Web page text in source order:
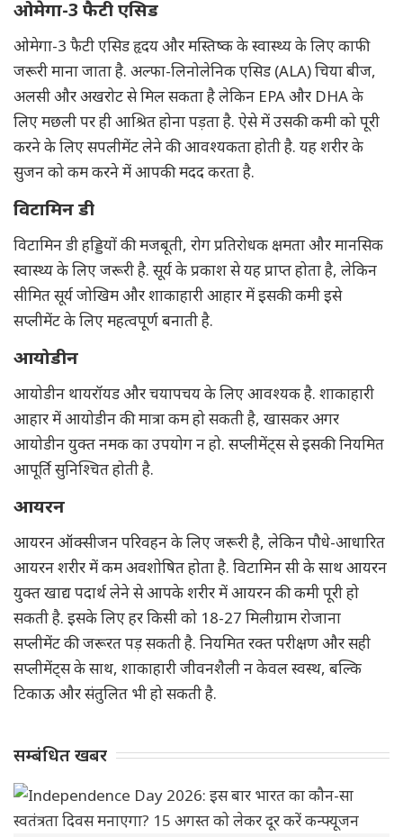
ओमेगा-3 फैटी एसिड
ओमेगा-3 फैटी एसिड हृदय और मस्तिष्क के स्वास्थ्य के लिए काफी
जरूरी माना जाता है. अल्फा-लिनोलेनिक एसिड (ALA) चिया बीज,
अलसी और अखरोट से मिल सकता है लेकिन EPA और DHA के
लिए मछली पर ही आश्रित होना पड़ता है. ऐसे में उसकी कमी को पूरी
करने के लिए सपलीमेंट लेने की आवश्यकता होती है. यह शरीर के
सुजन को कम करने में आपकी मदद करता है.
विटामिन डी
विटामिन डी हड्डियों की मजबूती, रोग प्रतिरोधक क्षमता और मानसिक
स्वास्थ्य के लिए जरूरी है. सूर्य के प्रकाश से यह प्राप्त होता है, लेकिन
सीमित सूर्य जोखिम और शाकाहारी आहार में इसकी कमी इसे
सप्लीमेंट के लिए महत्वपूर्ण बनाती है.
आयोडीन
आयोडीन थायरॉयड और चयापचय के लिए आवश्यक है. शाकाहारी
आहार में आयोडीन की मात्रा कम हो सकती है, खासकर अगर
आयोडीन युक्त नमक का उपयोग न हो. सप्लीमेंट्स से इसकी नियमित
आपूर्ति सुनिश्चित होती है.
आयरन
आयरन ऑक्सीजन परिवहन के लिए जरूरी है, लेकिन पौधे-आधारित
आयरन शरीर में कम अवशोषित होता है. विटामिन सी के साथ आयरन
युक्त खाद्य पदार्थ लेने से आपके शरीर में आयरन की कमी पूरी हो
सकती है. इसके लिए हर किसी को 18-27 मिलीग्राम रोजाना
सप्लीमेंट की जरूरत पड़ सकती है. नियमित रक्त परीक्षण और सही
सप्लीमेंट्स के साथ, शाकाहारी जीवनशैली न केवल स्वस्थ, बल्कि
टिकाऊ और संतुलित भी हो सकती है.
सम्बंधित खबर